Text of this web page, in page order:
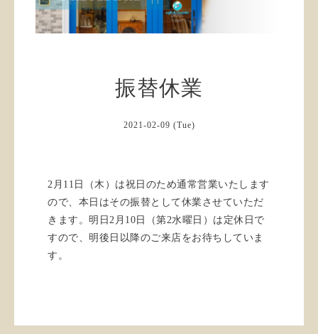
振替休業
2021-02-09 (Tue)
2月11日（木）は祝日のため通常営業いたします
ので、本日はその振替として休業させていただ
きます。明日2月10日（第2水曜日）は定休日で
すので、明後日以降のご来店をお待ちしていま
す。